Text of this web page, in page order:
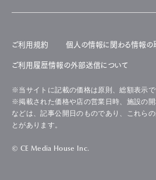
ご利用規約 個人の情報に関わる情報の
ご利用履歴情報の外部送信について
※当サイトに記載の価格は原則、総額表示で
※掲載された価格や店の営業日時、施設の
などは、記事公開日のものであり、これら
とがあります。
© CE Media House Inc.